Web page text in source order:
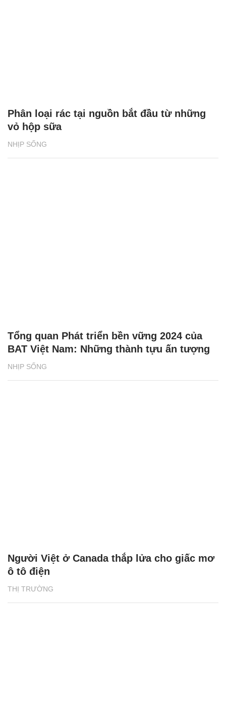
NHỊP SỐNG
Phân loại rác tại nguồn bắt đầu từ những
vỏ hộp sữa
NHỊP SỐNG
Tổng quan Phát triển bền vững 2024 của
BAT Việt Nam: Những thành tựu ấn tượng
THỊ TRƯỜNG
Người Việt ở Canada thắp lửa cho giấc mơ
ô tô điện